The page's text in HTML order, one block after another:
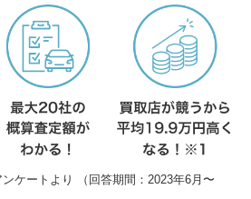
ケートより （回答期間：2023年6月〜